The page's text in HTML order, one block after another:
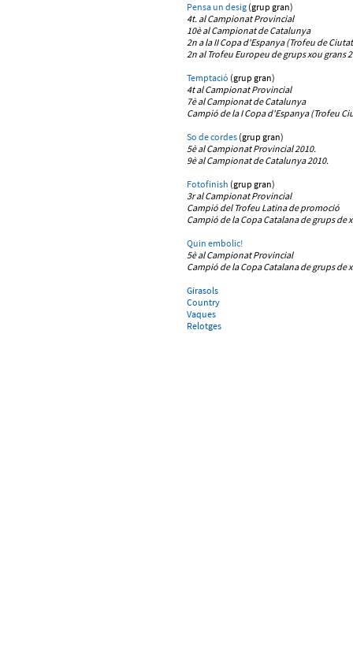
Pensa un desig(grup gran)
4t. al Campionat Provincial
10è al Campionat de Catalunya
2n a la II Copa d'Espanya (Trofeu de
2n al Trofeu Europeu de grups xou grans
Temptació (grup gran)
4t al Campionat Provincial
7è al Campionat de Catalunya
Campió de la I Copa d'Espanya (Trofeu
So de cordes(grup gran)
5è al Campionat Provincial 2010.
9è al Campionat de Catalunya 2010.
Fotofinish (grup gran)
3r al Campionat Provincial
Campió delTrofeu Latina de promoció
Campió dela Copa Catalana de grups de
Quin embolic!
5è al Campionat Provincial
Campió de la Copa Catalana de grups de
Girasols
Country
Vaques
Relotges